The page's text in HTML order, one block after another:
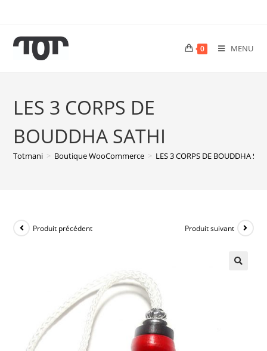
0 MENU
LES 3 CORPS DE
BOUDDHA SATHI
Totmani > Boutique WooCommerce > LES 3 CORPS DE BOUDDHA
Produit précédent Produit suivant